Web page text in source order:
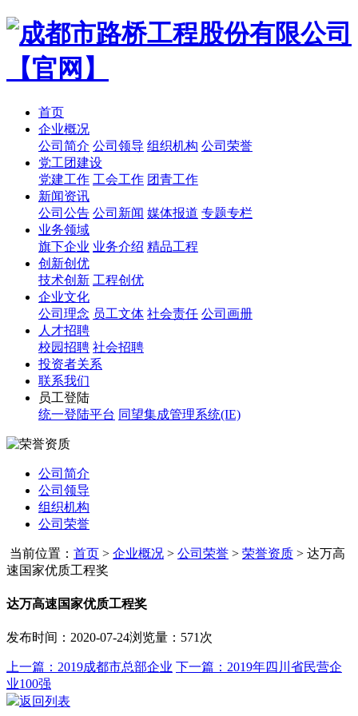
首页
企业概况
公司简介 公司领导 组织机构 公司荣誉
党工团建设
党建工作 工会工作 团青工作
新闻资讯
公司公告 公司新闻 媒体报道 专题专栏
业务领域
旗下企业 业务介绍 精品工程
创新创优
技术创新 工程创优
企业文化
公司理念 员工文体 社会责任 公司画册
人才招聘
校园招聘 社会招聘
投资者关系
联系我们
员工登陆
统一登陆平台 同望集成管理系统(IE)
公司简介
公司领导
组织机构
公司荣誉
当前位置： 首页 > 企业概况 > 公司荣誉 > 荣誉资质 > 达万高
速国家优质工程奖
达万高速国家优质工程奖
发布时间：2020-07-24浏览量：571次
上一篇：2019成都市总部企业 下一篇：2019年四川省民营企
业100强
返回列表